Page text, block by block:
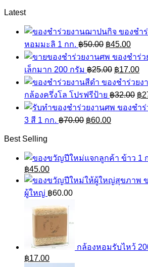
Latest
ของชำ
หอมมะลิ 1 กก. ฿50.00 Original
price
was:
฿50.00.
฿45.00
price
is:
฿
ของชำร่
เล็กมาก 200 กรัม ฿25.00 Original
price
was:
฿25.00.
฿17.00
is:
฿
ของชำร่วยง
กล้องครึ่งโล โปรฟรีป้าย ฿32.00 ฿
ของชำร่
3 สี 1 กก. ฿70.00 Original
price
฿60.00Current
price
Best Selling
ข้าว 1
Original
price
was:
฿50.00.
฿45.00Current
price
is:
฿45.00.
ผู้ใหญ่ ฿60.00
กล้องหอมรับไหว้
Original
฿17.00Current